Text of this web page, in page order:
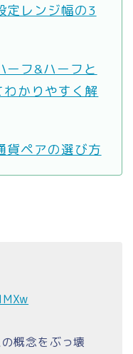
レンジ幅の3
フ&ハーフと
わかりやすく解
ペアの選び方
概念をぶっ壊